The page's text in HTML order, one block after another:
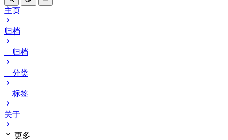
主页
归档
归档
分类
标签
关于
更多